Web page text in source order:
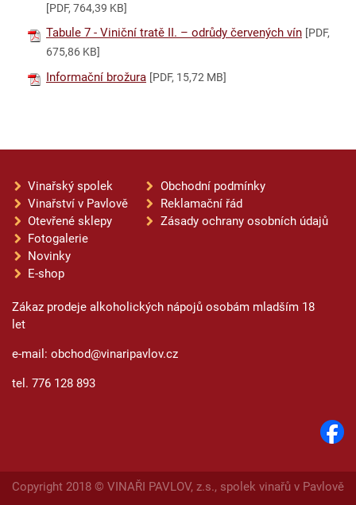
[PDF, 764,39 KB]
Tabule 7 - Viniční tratě II. – odrůdy červených vín [PDF,
675,86 KB]
Informační brožura [PDF, 15,72 MB]
Vinařský spolek
Vinařství v Pavlově
Otevřené sklepy
Fotogalerie
Novinky
E-shop
Obchodní podmínky
Reklamační řád
Zásady ochrany osobních údajů
Zákaz prodeje alkoholických nápojů osobám mladším 18
let
e-mail: obchod@vinaripavlov.cz
tel. 776 128 893
Copyright 2018 © VINAŘI PAVLOV, z.s., spolek vinařů v Pavlově